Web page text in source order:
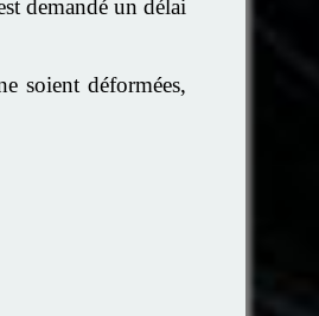
demandé un délai
soient déformées,